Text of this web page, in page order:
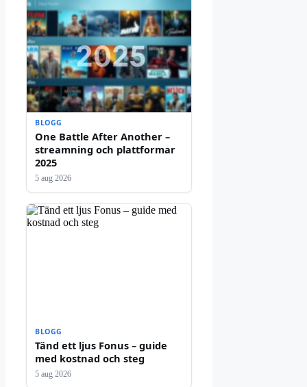
BLOGG
One Battle After Another –
streamning och plattformar
2025
5 aug 2026
BLOGG
Tänd ett ljus Fonus – guide
med kostnad och steg
5 aug 2026